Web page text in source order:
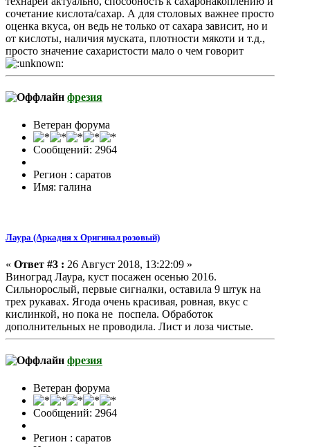
сочетание кислота/сахар. А для столовых важнее просто
оценка вкуса, он ведь не только от сахара зависит, но и
от кислоты, наличия муската, плотности мякоти и т.д.,
просто значение сахаристости мало о чем говорит
фрезия
Ветеран форума
Сообщений: 2964
Регион : саратов
Имя: галина
Лаура (Аркадия х Оригинал розовый)
« Ответ #3 : 26 Август 2018, 13:22:09 »
Виноград Лаура, куст посажен осенью 2016.
Сильнорослый, первые сигналки, оставила 9 штук на
трех рукавах. Ягода очень красивая, ровная, вкус с
кислинкой, но пока не поспела. Обработок
дополнительных не проводила. Лист и лоза чистые.
фрезия
Ветеран форума
Сообщений: 2964
Регион : саратов